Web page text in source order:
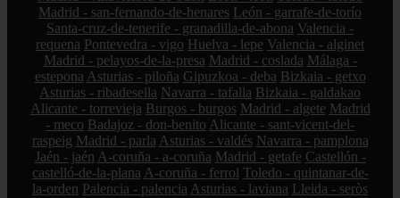
Madrid - san-fernando-de-henares León - garrafe-de-torío
Santa-cruz-de-tenerife - granadilla-de-abona Valencia -
requena Pontevedra - vigo Huelva - lepe Valencia - alginet
Madrid - pelayos-de-la-presa Madrid - coslada Málaga -
estepona Asturias - piloña Gipuzkoa - deba Bizkaia - getxo
Asturias - ribadesella Navarra - tafalla Bizkaia - galdakao
Alicante - torrevieja Burgos - burgos Madrid - algete Madrid
- meco Badajoz - don-benito Alicante - sant-vicent-del-
raspeig Madrid - parla Asturias - valdés Navarra - pamplona
Jaén - jaén A-coruña - a-coruña Madrid - getafe Castellón -
castelló-de-la-plana A-coruña - ferrol Toledo - quintanar-de-
la-orden Palencia - palencia Asturias - laviana Lleida - seròs